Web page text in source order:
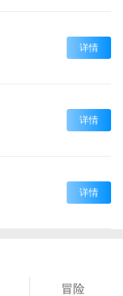
详情
详情
详情
冒险